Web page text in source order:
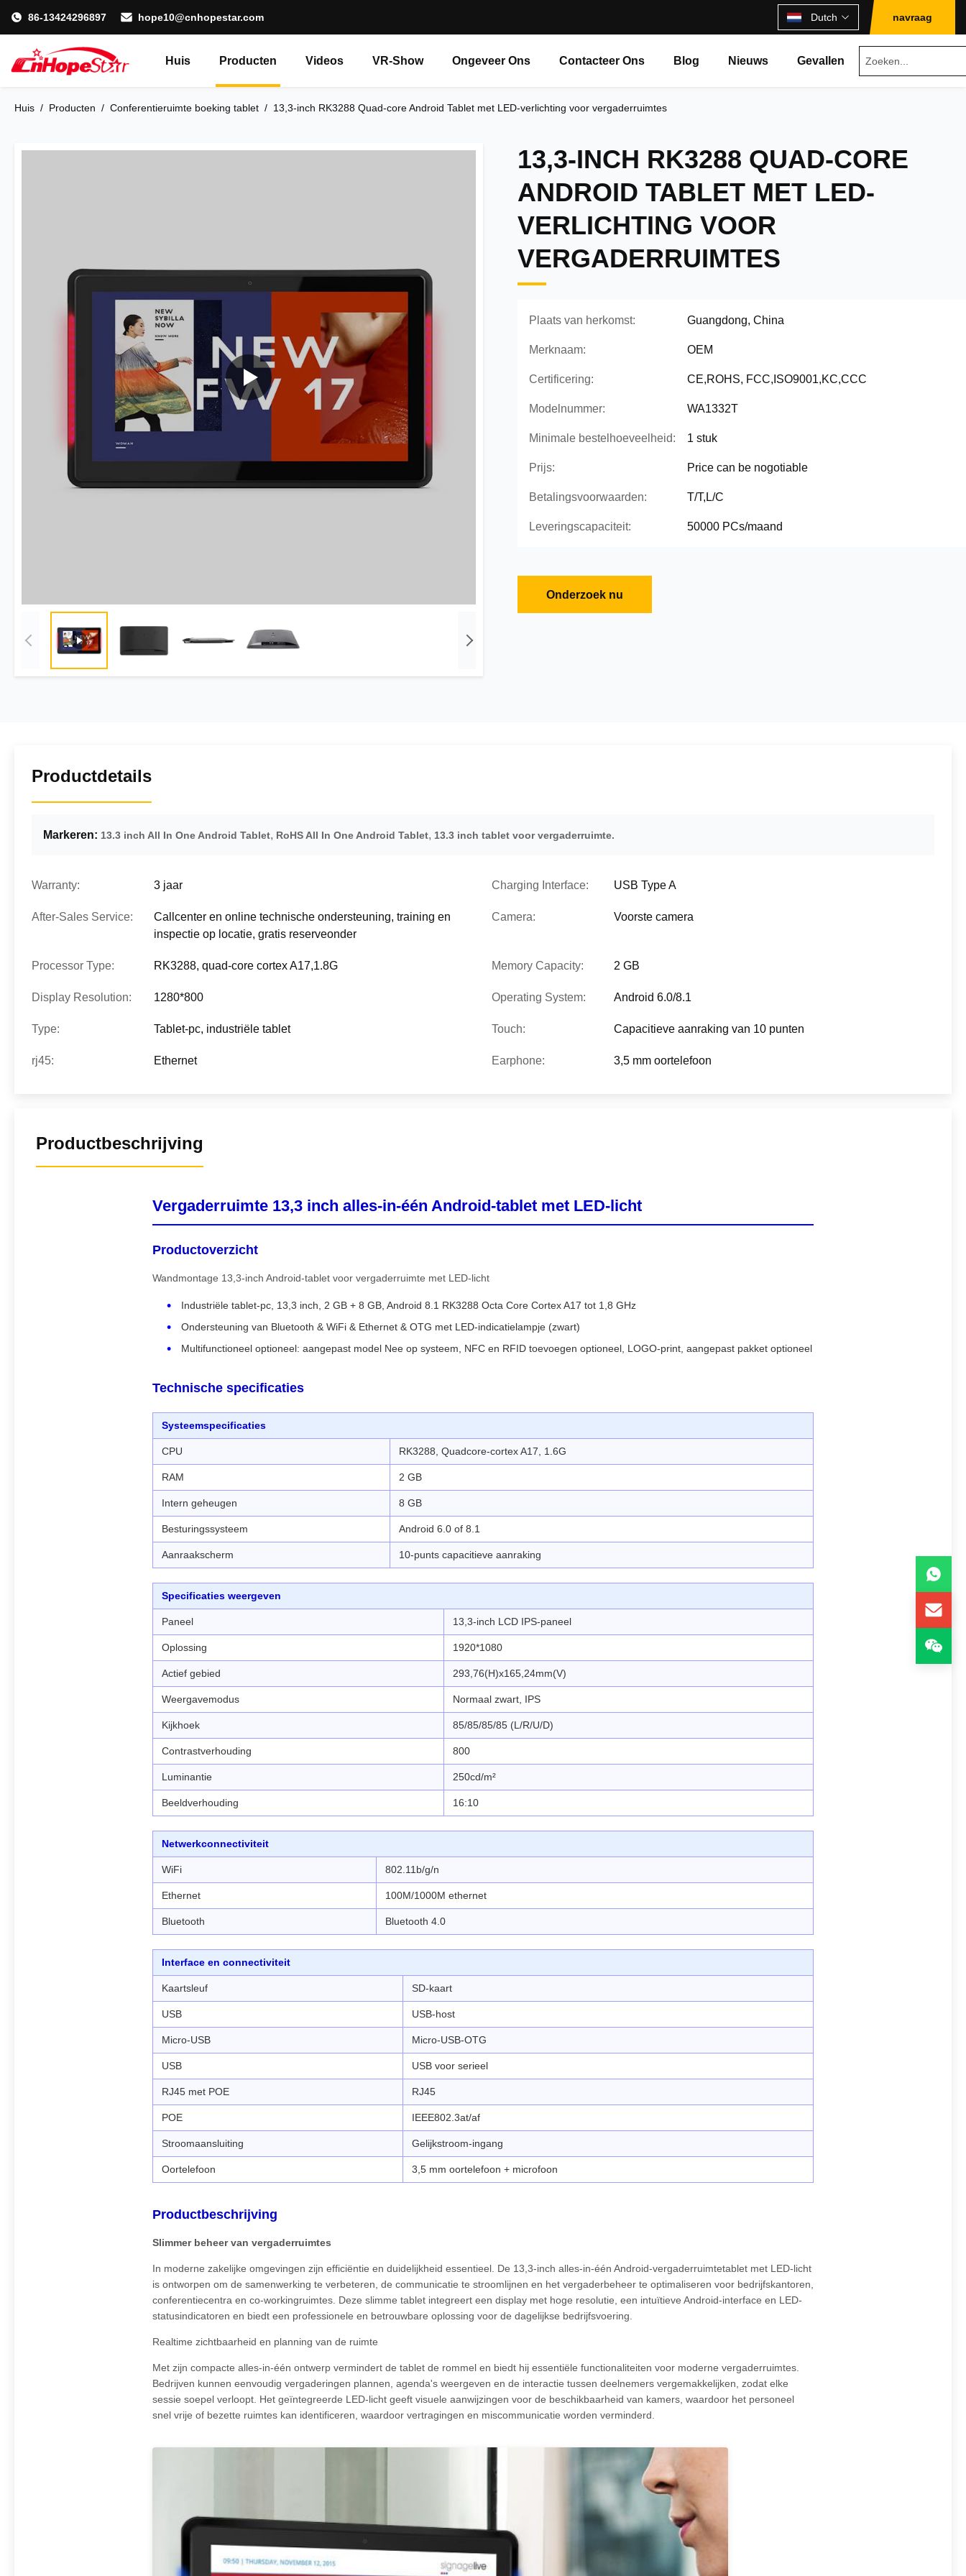
86-13424296897 hope10@cnhopestar.com Dutch navraag
Huis Producten Videos VR-Show Ongeveer Ons Contacteer Ons Blog Nieuws Gevallen
Huis / Producten / Conferentieruimte boeking tablet / 13,3-inch RK3288 Quad-core Android Tablet met LED-verlichting voor vergaderruimtes
13,3-INCH RK3288 QUAD-CORE
ANDROID TABLET MET LED-
VERLICHTING VOOR
VERGADERRUIMTES
Plaats van herkomst: Guangdong, China
Merknaam: OEM
Certificering: CE,ROHS, FCC,ISO9001,KC,CCC
Modelnummer: WA1332T
Minimale bestelhoeveelheid: 1 stuk
Prijs: Price can be nogotiable
Betalingsvoorwaarden: T/T,L/C
Leveringscapaciteit: 50000 PCs/maand
Onderzoek nu
Productdetails
Markeren: 13.3 inch All In One Android Tablet, RoHS All In One Android Tablet, 13.3 inch tablet voor vergaderruimte.
Warranty: 3 jaar Charging Interface: USB Type A
After-Sales Service:
Callcenter en online technische ondersteuning, training en
inspectie op locatie, gratis reserveonder
Camera: Voorste camera
Processor Type: RK3288, quad-core cortex A17,1.8G Memory Capacity: 2 GB
Display Resolution: 1280*800 Operating System: Android 6.0/8.1
Type: Tablet-pc, industriële tablet Touch: Capacitieve aanraking van 10 punten
rj45: Ethernet Earphone: 3,5 mm oortelefoon
Productbeschrijving
Vergaderruimte 13,3 inch alles-in-één Android-tablet met LED-licht
Productoverzicht
Wandmontage 13,3-inch Android-tablet voor vergaderruimte met LED-licht
Industriële tablet-pc, 13,3 inch, 2 GB + 8 GB, Android 8.1 RK3288 Octa Core Cortex A17 tot 1,8 GHz
Ondersteuning van Bluetooth & WiFi & Ethernet & OTG met LED-indicatielampje (zwart)
Multifunctioneel optioneel: aangepast model Nee op systeem, NFC en RFID toevoegen optioneel, LOGO-print, aangepast pakket optioneel
Technische specificaties
Systeemspecificaties
CPU RK3288, Quadcore-cortex A17, 1.6G
RAM 2 GB
Intern geheugen 8 GB
Besturingssysteem Android 6.0 of 8.1
Aanraakscherm 10-punts capacitieve aanraking
Specificaties weergeven
Paneel 13,3-inch LCD IPS-paneel
Oplossing 1920*1080
Actief gebied 293,76(H)x165,24mm(V)
Weergavemodus Normaal zwart, IPS
Kijkhoek 85/85/85/85 (L/R/U/D)
Contrastverhouding 800
Luminantie 250cd/m²
Beeldverhouding 16:10
Netwerkconnectiviteit
WiFi 802.11b/g/n
Ethernet 100M/1000M ethernet
Bluetooth Bluetooth 4.0
Interface en connectiviteit
Kaartsleuf SD-kaart
USB USB-host
Micro-USB Micro-USB-OTG
USB USB voor serieel
RJ45 met POE RJ45
POE IEEE802.3at/af
Stroomaansluiting Gelijkstroom-ingang
Oortelefoon 3,5 mm oortelefoon + microfoon
Productbeschrijving
Slimmer beheer van vergaderruimtes
In moderne zakelijke omgevingen zijn efficiëntie en duidelijkheid essentieel. De 13,3-inch alles-in-één Android-vergaderruimtetablet met LED-licht
is ontworpen om de samenwerking te verbeteren, de communicatie te stroomlijnen en het vergaderbeheer te optimaliseren voor bedrijfskantoren,
conferentiecentra en co-workingruimtes. Deze slimme tablet integreert een display met hoge resolutie, een intuïtieve Android-interface en LED-
statusindicatoren en biedt een professionele en betrouwbare oplossing voor de dagelijkse bedrijfsvoering.
Realtime zichtbaarheid en planning van de ruimte
Met zijn compacte alles-in-één ontwerp vermindert de tablet de rommel en biedt hij essentiële functionaliteiten voor moderne vergaderruimtes.
Bedrijven kunnen eenvoudig vergaderingen plannen, agenda's weergeven en de interactie tussen deelnemers vergemakkelijken, zodat elke
sessie soepel verloopt. Het geïntegreerde LED-licht geeft visuele aanwijzingen voor de beschikbaarheid van kamers, waardoor het personeel
snel vrije of bezette ruimtes kan identificeren, waardoor vertragingen en miscommunicatie worden verminderd.